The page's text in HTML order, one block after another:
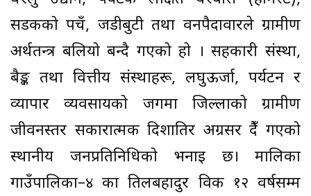
सडकको पहुँच, जडीबुटी तथा वनपैदावारले ग्रामीण
अर्थतन्त्र बलियो बन्दै गएको हो । सहकारी संस्था,
बैङ्क तथा वित्तीय संस्थाहरू, लघुऊर्जा, पर्यटन र
व्यापार व्यवसायको जगमा जिल्लाको ग्रामीण
जीवनस्तर सकारात्मक दिशातिर अग्रसर हुँदै गएको
स्थानीय जनप्रतिनिधिको भनाइ छ। मालिका
गाउँपालिका–४ का तिलबहादुर विक १२ वर्षसम्म